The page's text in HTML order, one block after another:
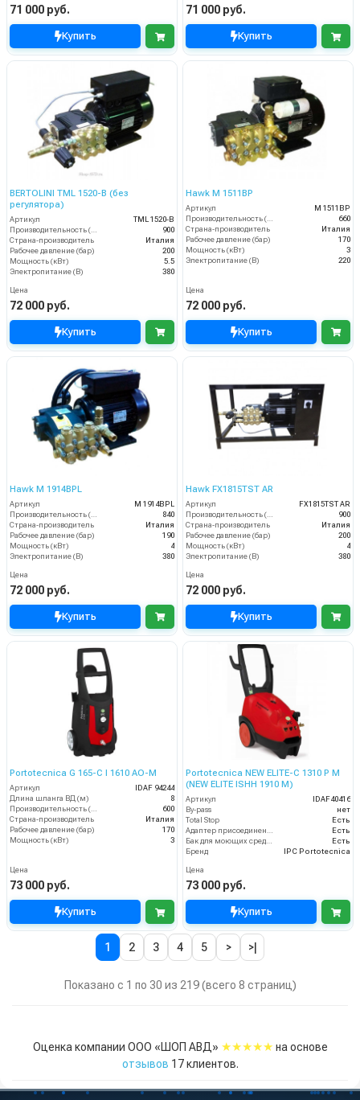
71 000 руб.
Купить
71 000 руб.
Купить
BERTOLINI TML 1520-B (без
регулятора)
Артикул
TML 1520-B
900
Страна-производитель
Италия
Рабочее давление (бар)
200
Мощность (кВт)
5.5
Электропитание (В)
380
Цена
72 000 руб.
Купить
Hawk M 1511BP
Артикул
M 1511BP
660
Страна-производитель
Италия
Рабочее давление (бар)
170
Мощность (кВт)
3
Электропитание (В)
220
Цена
72 000 руб.
Купить
Hawk M 1914BPL
Артикул
M 1914BPL
840
Страна-производитель
Италия
Рабочее давление (бар)
190
Мощность (кВт)
4
Электропитание (В)
380
Цена
72 000 руб.
Купить
Hawk FX1815TST AR
Артикул
FX1815TST AR
900
Страна-производитель
Италия
Рабочее давление (бар)
200
Мощность (кВт)
4
Электропитание (В)
380
Цена
72 000 руб.
Купить
Portotecnica G 165-C I 1610 AO-M
Артикул
IDAF 94244
Длина шланга ВД (м)
8
Производительность (л/ч)
600
Страна-производитель
Италия
Рабочее давление (бар)
170
Мощность (кВт)
3
Цена
73 000 руб.
Купить
Portotecnica NEW ELITE-C 1310 P M
(NEW ELITE ISHH 1910 M)
Артикул
IDAF40416
By-pass
нет
Total Stop
Есть
Адаптер присоединения к шлангу
Есть
Бак для моющих средств
Есть
Бренд
IPC Portotecnica
Цена
73 000 руб.
Купить
1 2 3 4 5 > >|
Показано с 1 по 30 из 219 (всего 8 страниц)
Оценка компании ООО «ШОП АВД» ★★★★★ на основе
отзывов 17клиентов.